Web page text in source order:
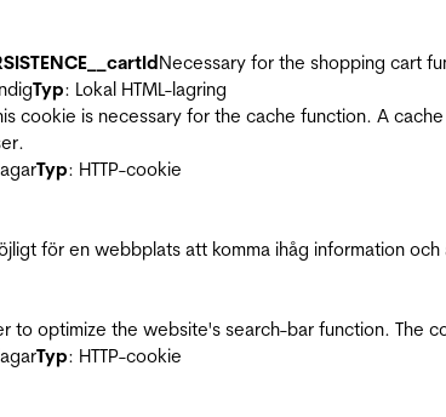
Necessary for the shopping cart
Typ: Lokal HTML-lagring
cookie is necessary for the cache function. A
Typ: HTTP-cookie
för en webbplats att komma ihåg information
to optimize the website's search-bar function. The
Typ: HTTP-cookie